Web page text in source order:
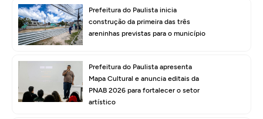
Prefeitura do Paulista inicia
construção da primeira das três
areninhas previstas para o município
Prefeitura do Paulista apresenta
Mapa Cultural e anuncia editais da
PNAB 2026 para fortalecer o setor
artístico